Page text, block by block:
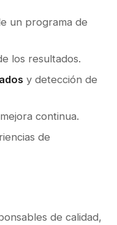
un programa de
los resultados.
y detección de
continua.
de
de calidad,